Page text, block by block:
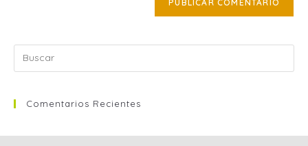
Comentarios Recientes